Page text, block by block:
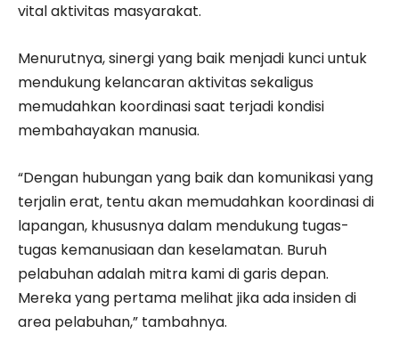
vital aktivitas masyarakat.
Menurutnya, sinergi yang baik menjadi kunci untuk
mendukung kelancaran aktivitas sekaligus
memudahkan koordinasi saat terjadi kondisi
membahayakan manusia.
“Dengan hubungan yang baik dan komunikasi yang
terjalin erat, tentu akan memudahkan koordinasi di
lapangan, khususnya dalam mendukung tugas-
tugas kemanusiaan dan keselamatan. Buruh
pelabuhan adalah mitra kami di garis depan.
Mereka yang pertama melihat jika ada insiden di
area pelabuhan,” tambahnya.